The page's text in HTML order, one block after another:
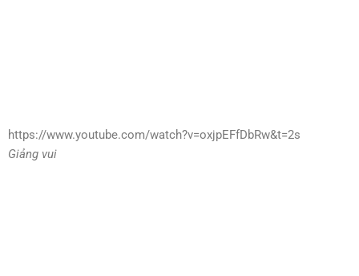
https://www.youtube.com/watch?v=oxjpEFfDbRw&t=2s
Giảng vui